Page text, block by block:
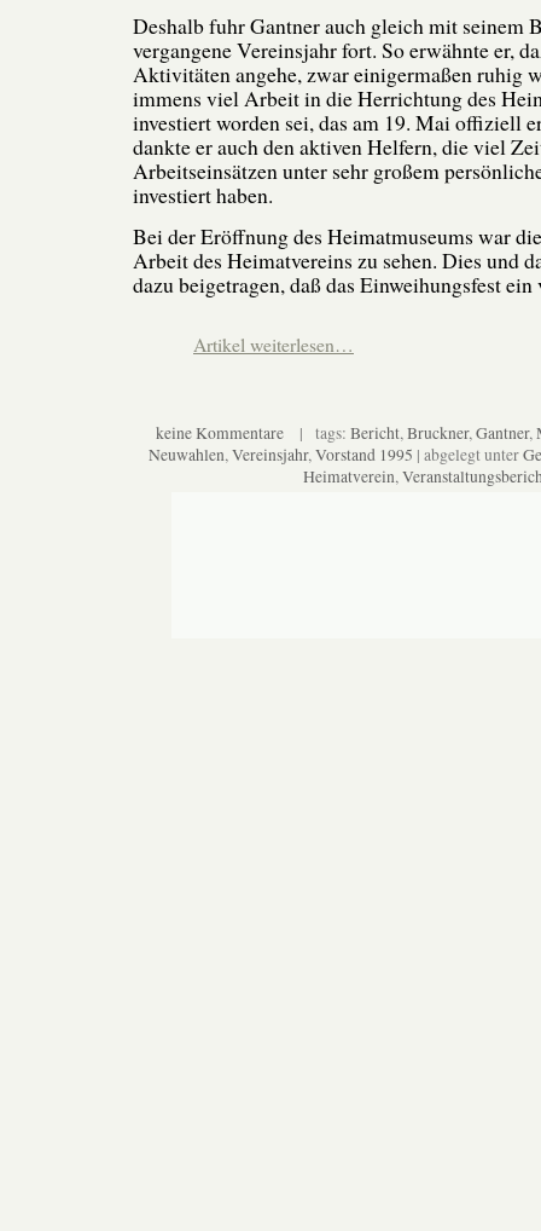
Deshalb fuhr Gantner auch gleich mit seinem
vergangene Vereinsjahr fort. So erwähnte er,
Aktivitäten angehe, zwar einigermaßen ruhig
immens viel Arbeit in die Herrichtung des
investiert worden sei, das am 19. Mai offiziell
dankte er auch den aktiven Helfern, die viel
Arbeitseinsätzen unter sehr großem
investiert haben.
Bei der Eröffnung des Heimatmuseums war
Arbeit des Heimatvereins zu sehen. Dies und
dazu beigetragen, daß das Einweihungsfest
Artikel weiterlesen…
keine Kommentare| tags: Bericht,Bruckner,Gantner,
Neuwahlen,Vereinsjahr,Vorstand 1995 | abgelegt unter
Heimatverein,